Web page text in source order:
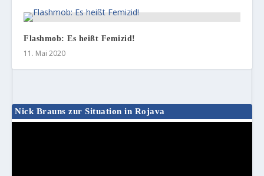
Flashmob: Es heißt Femizid!
11. Mai 2020
Nick Brauns zur Situation in Rojava